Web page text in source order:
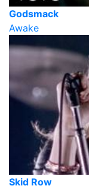
Godsmack
Awake
Skid Row